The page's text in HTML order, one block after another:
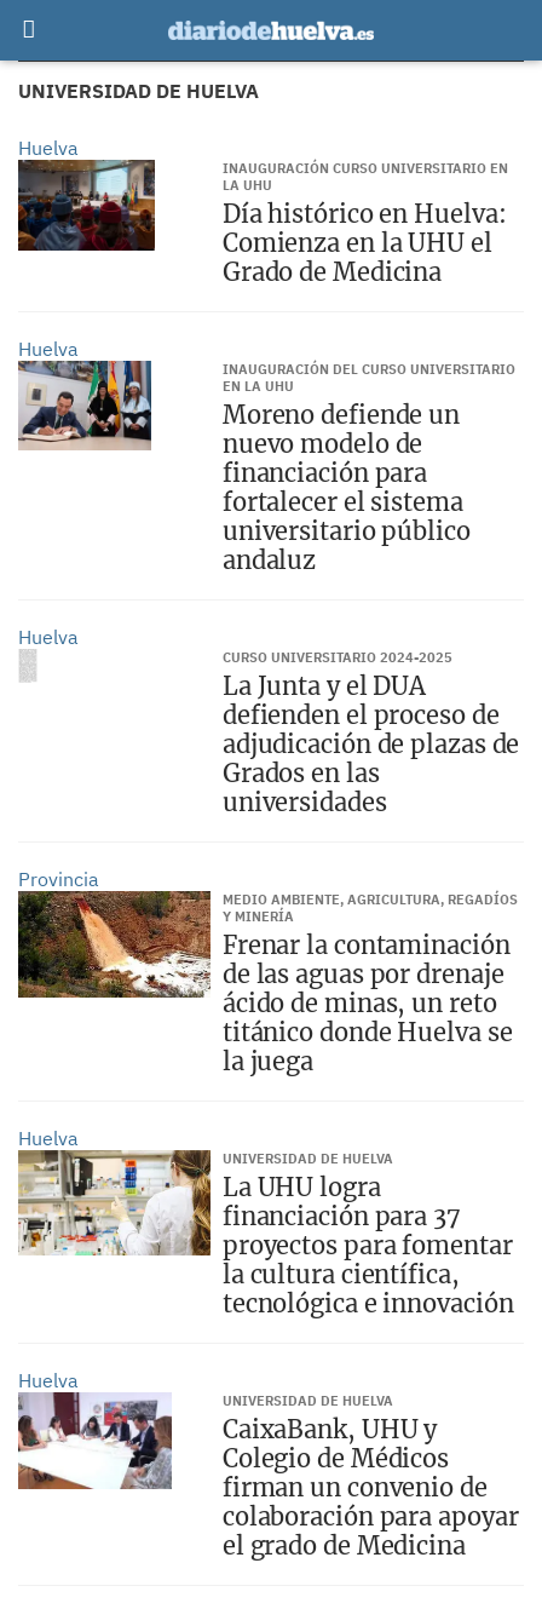
UNIVERSIDAD DE HUELVA
Huelva
INAUGURACIÓN CURSO UNIVERSITARIO EN
LA UHU
Día histórico en Huelva:
Comienza en la UHU el
Grado de Medicina
Huelva
INAUGURACIÓN DEL CURSO UNIVERSITARIO
EN LA UHU
Moreno defiende un
nuevo modelo de
financiación para
fortalecer el sistema
universitario público
andaluz
Huelva
CURSO UNIVERSITARIO 2024-2025
La Junta y el DUA
defienden el proceso de
adjudicación de plazas de
Grados en las
universidades
Provincia
MEDIO AMBIENTE, AGRICULTURA, REGADÍOS
Y MINERÍA
Frenar la contaminación
de las aguas por drenaje
ácido de minas, un reto
titánico donde Huelva se
la juega
Huelva
UNIVERSIDAD DE HUELVA
La UHU logra
financiación para 37
proyectos para fomentar
la cultura científica,
tecnológica e innovación
Huelva
UNIVERSIDAD DE HUELVA
CaixaBank, UHU y
Colegio de Médicos
firman un convenio de
colaboración para apoyar
el grado de Medicina